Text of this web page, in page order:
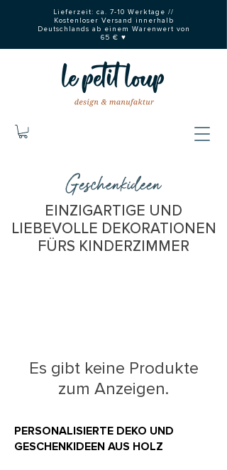
Lieferzeit: ca. 7-10 Werktage //
Kostenloser Versand innerhalb
Deutschlands ab einem Warenwert von
65 € ♥
Geschenkideen
EINZIGARTIGE UND
LIEBEVOLLE DEKORATIONEN
FÜRS KINDERZIMMER
Es gibt keine Produkte
zum Anzeigen.
PERSONALISIERTE DEKO UND
GESCHENKIDEEN AUS HOLZ